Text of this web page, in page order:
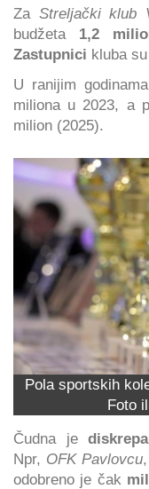
Za Streljački klub
budžeta 1,2
Zastupnici kluba su
U ranijim
miliona u 2023, a
milion (2025).
Pola sportskih
Foto
Čudna je
Npr, OFK Pavlovcu
odobreno je čak